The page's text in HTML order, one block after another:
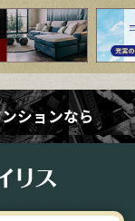
ションなら